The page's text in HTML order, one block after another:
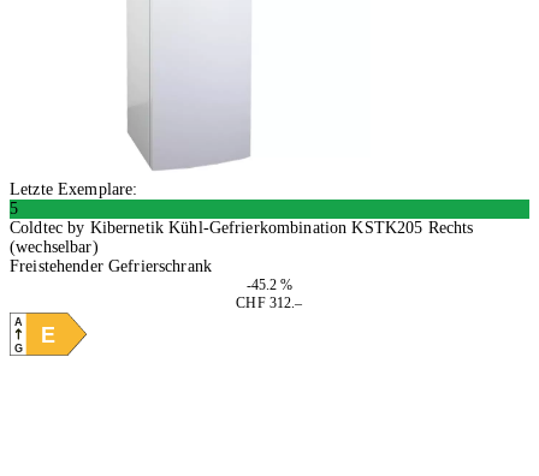
Letzte Exemplare:
5
Coldtec by Kibernetik Kühl-Gefrierkombination KSTK205 Rechts
(wechselbar)
Freistehender Gefrierschrank
-45.2 %
CHF 312.–
E
A
G